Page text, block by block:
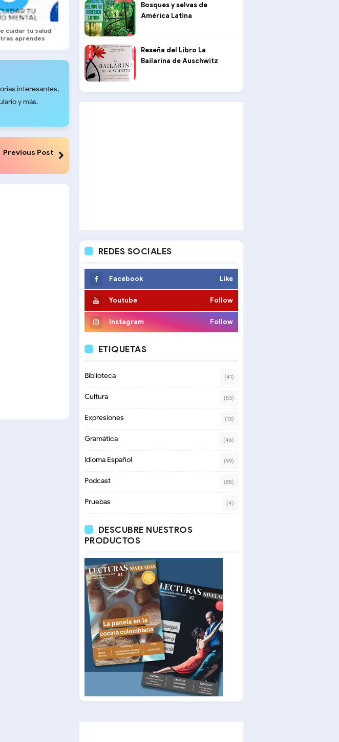
cuidar tu salud
aprendes
interesantes,
y más.
Previous Post
Bosques y selvas de
América Latina
Reseña del Libro La
Bailarina de Auschwitz
REDES SOCIALES
Facebook Like
Youtube Follow
Instagram Follow
ETIQUETAS
Biblioteca (41)
Cultura (53)
Expresiones (13)
Gramática (46)
Idioma Español (99)
Podcast (85)
Pruebas (4)
DESCUBRE NUESTROS
PRODUCTOS